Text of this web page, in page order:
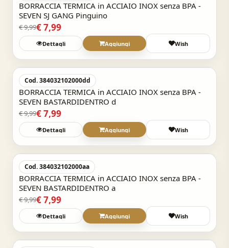
BORRACCIA TERMICA in ACCIAIO INOX senza BPA -
SEVEN SJ GANG Pinguino
€ 9,99€ 7,99
Dettagli Aggiungi Wish
Acquisto Veloce
Cod. 384032102000dd
BORRACCIA TERMICA in ACCIAIO INOX senza BPA -
SEVEN BASTARDIDENTRO d
€ 9,99€ 7,99
Dettagli Aggiungi Wish
Acquisto Veloce
Cod. 384032102000aa
BORRACCIA TERMICA in ACCIAIO INOX senza BPA -
SEVEN BASTARDIDENTRO a
€ 9,99€ 7,99
Dettagli Aggiungi Wish
Acquisto Veloce